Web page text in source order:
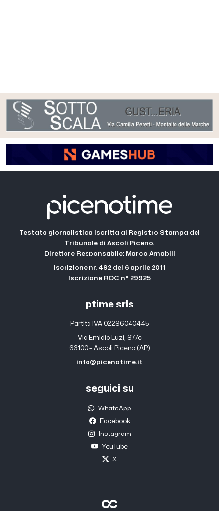
Testata giornalistica iscritta al Registro Stampa del
Tribunale di Ascoli Piceno.
Direttore Responsabile: Marco Amabili
Iscrizione nr. 492 del 6 aprile 2011
Iscrizione ROC n° 29925
ptime srls
Partita IVA 02286040445
Via Emidio Luzi, 87/c
63100 – Ascoli Piceno (AP)
info@picenotime.it
seguici su
WhatsApp
Facebook
Instagram
YouTube
X